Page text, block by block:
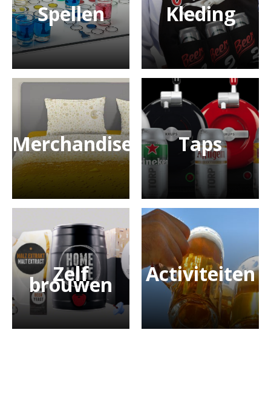
Spellen Kleding
Merchandise Taps
Zelf
brouwen Activiteiten